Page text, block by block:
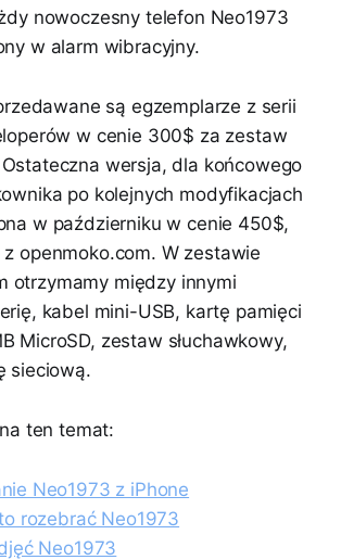
nowoczesny telefon Neo1973
w alarm wibracyjny.
są egzemplarze z serii
w cenie 300$ za zestaw
wersja, dla końcowego
po kolejnych modyfikacjach
w październiku w cenie 450$,
openmoko.com. W zestawie
otrzymamy między innymi
kabel mini-USB, kartę pamięci
MicroSD, zestaw słuchawkowy,
sieciową.
ten temat:
Neo1973 z iPhone
rozebrać Neo1973
Neo1973